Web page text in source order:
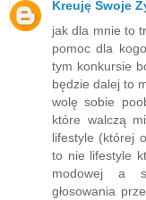
Kreuję Swoje
jak dla mnie to
pomoc dla
tym konkursie
będzie dalej to
wolę sobie
które walczą
lifestyle (której
to nie lifestyle
modowej a
głosowania